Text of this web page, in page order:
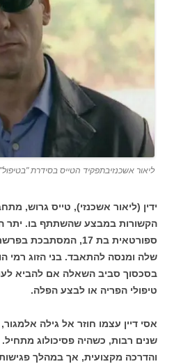
ליאור אשכנזיבתפקיד הטייס בסידרת "בטיפול"
ידין (ליאור אשכנזי), טייס גרוש,
הקשורות במבצע שהשתתף בו. יתר
ספורטאית בת 17,
שלה ומנסה להתאבד. בני הזוג רמי
בסכסוך סביב השאלה אם להביא
טיפולי הפריה או לבצע הפלה.
אסי דיין עצמו חוזר אל גילה
שנים רבות, כשהיה פסיכולוג
והדרכה מקצועית, אך במהלך